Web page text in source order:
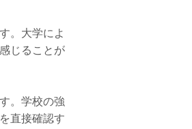
。大学によ
じることが
。学校の強
直接確認す